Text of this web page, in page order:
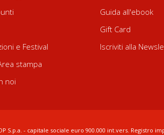
e Festival
stampa
noi
Guida all'ebook
Gift Card
Iscriviti alla
S.p.a. - capitale sociale euro 900.000 int.vers. Registro